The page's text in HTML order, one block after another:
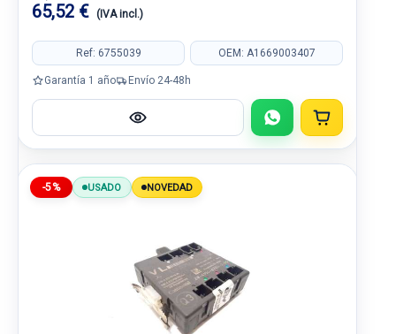
65,52 € (IVA incl.)
Ref: 6755039 OEM: A1669003407
Garantía 1 año Envío 24-48h
-5% USADO NOVEDAD